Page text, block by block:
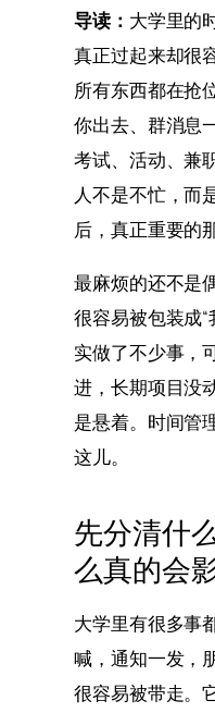
导读： 大学里的
真正过起来却很
所有东西都在抢
你出去、群消息
考试、活动、兼
人不是不忙，而
后，真正重要的
最麻烦的还不是
很容易被包装成
实做了不少事，
进，长期项目没
是悬着。时间管
这儿。
先分清什
么真的会
大学里有很多事
喊，通知一发，
很容易被带走。